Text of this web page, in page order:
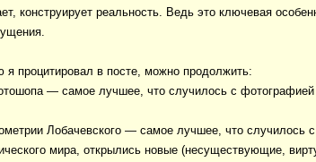
конструирует реальность. Ведь это ключевая
я процитировал в посте, можно продолжить:
— самое лучшее, что случилось с
Лобачевского — самое лучшее, что случилось
мира, открылись новые (несуществующие,